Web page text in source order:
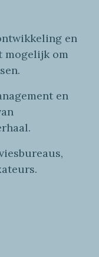
en
mogelijk om
en
l.